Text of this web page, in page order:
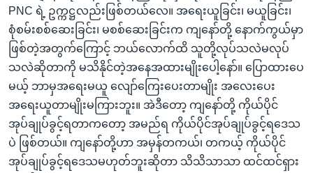
PNC ရဲ့ ဥက္ကဋ္ဌလည်းဖြစ်တယ်လေ။ အရေးယူခြင်း၊ မယူခြင်း၊
စုံစမ်းစစ်ဆေးခြင်း၊ မစစ်ဆေးခြင်းက ကျနော်တို့ နောက်ကွယ်မှာ
ဖြစ်တဲ့အတွက်ကြောင့် ဘယ်လောက်ထိ သူတို့လုပ်သလဲမလုပ်
သလဲဆိုတာကို မသိနိုင်တဲ့အနေအထားမျိုးပေါ့နော်။ ပြောထားပေ
မယ့် ဘာမှအရေးမယူ လျော်ကြေးပေးတာမျိုး အလေးပေး
အရေးယူတာမျိုးမကြားဘူး။ အဲဒီတော့ ကျနော်တို့ ကိုယ်ပိုင်
အုပ်ချုပ်ခွင့်ရတာကတော့ အမည်ရ ကိုယ်ပိုင်အုပ်ချုပ်ခွင့်ရဒေသ
ပဲ ဖြစ်တယ်။ ကျနော်တို့ဟာ အမှန်တကယ်၊ တကယ့် ကိုယ်ပိုင်
အုပ်ချုပ်ခွင့်ရဒေသမဟုတ်ဘူးဆိုတာ သိသိသာသာ ထင်ထင်ရှား